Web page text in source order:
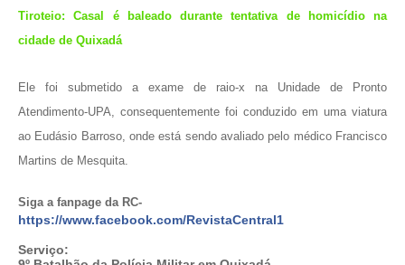
Tiroteio: Casal é baleado durante tentativa de homicídio na
cidade de Quixadá
Ele foi submetido a exame de raio-x na Unidade de Pronto
Atendimento-UPA, consequentemente foi conduzido em uma viatura
ao Eudásio Barroso, onde está sendo avaliado pelo médico Francisco
Martins de Mesquita.
Siga a fanpage da RC-
https://www.facebook.com/RevistaCentral1
Serviço: